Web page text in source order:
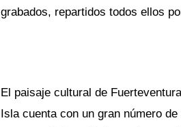
grabados, repartidos todos ellos
El paisaje cultural de
Isla cuenta con un gran número